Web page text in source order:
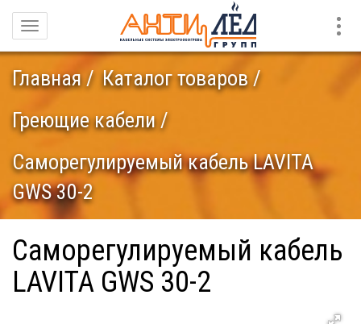
Навигация
Главная
Каталог товаров
Греющие кабели
Саморегулируемый кабель LAVITA
GWS 30-2
Саморегулируемый кабель
LAVITA GWS 30-2